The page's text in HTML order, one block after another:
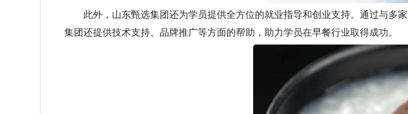
此外，山东甄选集团还为学员提供全方位的就业指导和创业支持。通过与多
集团还提供技术支持、品牌推广等方面的帮助，助力学员在早餐行业取得成功。